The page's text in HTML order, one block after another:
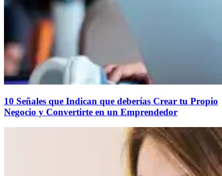
10 Señales que Indican que deberías Crear tu Propio
Negocio y Convertirte en un Emprendedor